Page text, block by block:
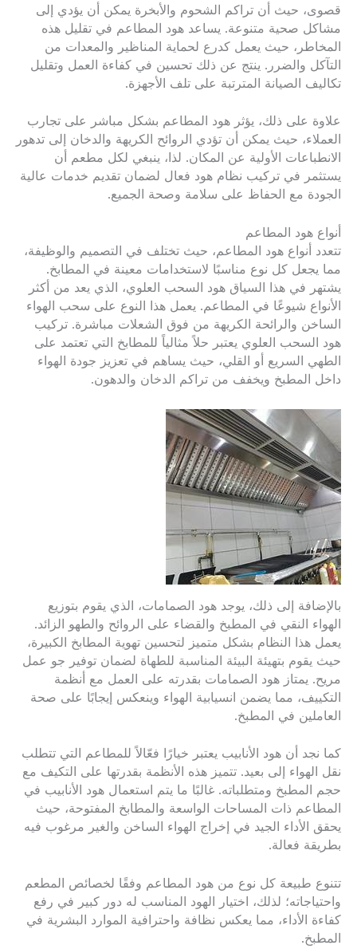
قصوى، حيث أن تراكم الشحوم والأبخرة يمكن أن يؤدي إلى
مشاكل صحية متنوعة. يساعد هود المطاعم في تقليل هذه
المخاطر، حيث يعمل كدرع لحماية المناظير والمعدات من
التآكل والضرر. ينتج عن ذلك تحسين في كفاءة العمل وتقليل
تكاليف الصيانة المترتبة على تلف الأجهزة.
علاوة على ذلك، يؤثر هود المطاعم بشكل مباشر على تجارب
العملاء، حيث يمكن أن تؤدي الروائح الكريهة والدخان إلى تدهور
الانطباعات الأولية عن المكان. لذا، ينبغي لكل مطعم أن
يستثمر في تركيب نظام هود فعال لضمان تقديم خدمات عالية
الجودة مع الحفاظ على سلامة وصحة الجميع.
أنواع هود المطاعم
تتعدد أنواع هود المطاعم، حيث تختلف في التصميم والوظيفة،
مما يجعل كل نوع مناسبًا لاستخدامات معينة في المطابخ.
يشتهر في هذا السياق هود السحب العلوي، الذي يعد من أكثر
الأنواع شيوعًا في المطاعم. يعمل هذا النوع على سحب الهواء
الساخن والرائحة الكريهة من فوق الشعلات مباشرة. تركيب
هود السحب العلوي يعتبر حلاً مثالياً للمطابخ التي تعتمد على
الطهي السريع أو القلي، حيث يساهم في تعزيز جودة الهواء
داخل المطبخ ويخفف من تراكم الدخان والدهون.
بالإضافة إلى ذلك، يوجد هود الصمامات، الذي يقوم بتوزيع
الهواء النقي في المطبخ والقضاء على الروائح والطهو الزائد.
يعمل هذا النظام بشكل متميز لتحسين تهوية المطابخ الكبيرة،
حيث يقوم بتهيئة البيئة المناسبة للطهاة لضمان توفير جو عمل
مريح. يمتاز هود الصمامات بقدرته على العمل مع أنظمة
التكييف، مما يضمن انسيابية الهواء وينعكس إيجابًا على صحة
العاملين في المطبخ.
كما نجد أن هود الأنابيب يعتبر خيارًا فعّالاً للمطاعم التي تتطلب
نقل الهواء إلى بعيد. تتميز هذه الأنظمة بقدرتها على التكيف مع
حجم المطبخ ومتطلباته. غالبًا ما يتم استعمال هود الأنابيب في
المطاعم ذات المساحات الواسعة والمطابخ المفتوحة، حيث
يحقق الأداء الجيد في إخراج الهواء الساخن والغير مرغوب فيه
بطريقة فعالة.
تتنوع طبيعة كل نوع من هود المطاعم وفقًا لخصائص المطعم
واحتياجاته؛ لذلك، اختيار الهود المناسب له دور كبير في رفع
كفاءة الأداء، مما يعكس نظافة واحترافية الموارد البشرية في
المطبخ.